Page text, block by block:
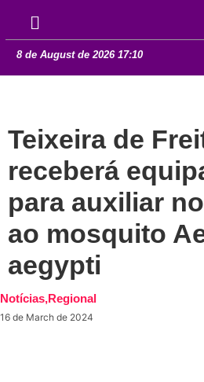
8 de August de 2026 17:10
Teixeira de
receberá
para auxiliar
ao mosquito
aegypti
Notícias,Regional
16 de March de 2024